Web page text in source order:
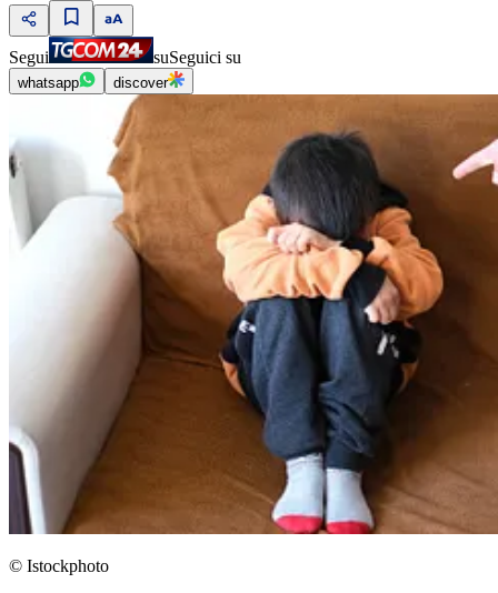
Segui suSeguici su
whatsapp discover
© Istockphoto